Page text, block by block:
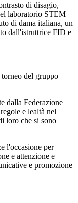
di disagio,
laboratorio STEM
di dama italiana, un
dall'istruttrice FID e
del gruppo
dalla Federazione
e lealtà nel
loro che si sono
l'occasione per
e attenzione e
e promozione